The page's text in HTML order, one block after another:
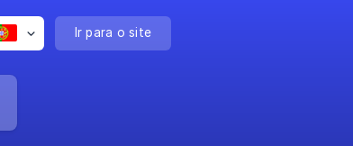
Ir para o site